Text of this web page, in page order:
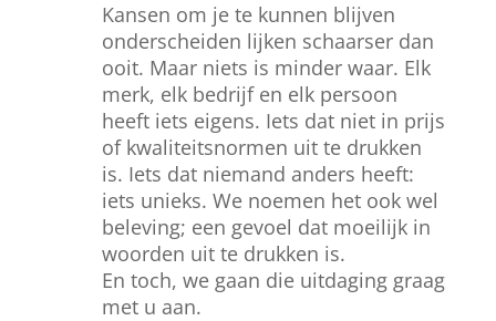
Kansen om je te kunnen blijven
onderscheiden lijken schaarser dan
ooit. Maar niets is minder waar. Elk
merk, elk bedrijf en elk persoon
heeft iets eigens. Iets dat niet in prijs
of kwaliteitsnormen uit te drukken
is. Iets dat niemand anders heeft:
iets unieks. We noemen het ook wel
beleving; een gevoel dat moeilijk in
woorden uit te drukken is.
En toch, we gaan die uitdaging graag
met u aan.